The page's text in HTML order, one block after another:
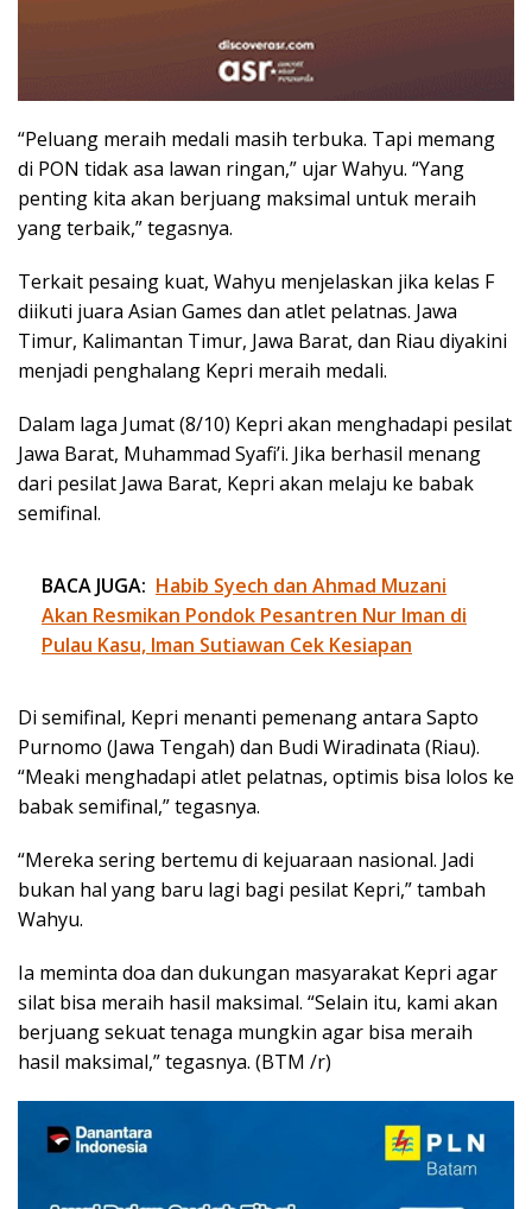
“Peluang meraih medali masih terbuka. Tapi memang
di PON tidak asa lawan ringan,” ujar Wahyu. “Yang
penting kita akan berjuang maksimal untuk meraih
yang terbaik,” tegasnya.
Terkait pesaing kuat, Wahyu menjelaskan jika kelas F
diikuti juara Asian Games dan atlet pelatnas. Jawa
Timur, Kalimantan Timur, Jawa Barat, dan Riau diyakini
menjadi penghalang Kepri meraih medali.
Dalam laga Jumat (8/10) Kepri akan menghadapi pesilat
Jawa Barat, Muhammad Syafi’i. Jika berhasil menang
dari pesilat Jawa Barat, Kepri akan melaju ke babak
semifinal.
BACA JUGA: Habib Syech dan Ahmad Muzani
Akan Resmikan Pondok Pesantren Nur Iman di
Pulau Kasu, Iman Sutiawan Cek Kesiapan
Di semifinal, Kepri menanti pemenang antara Sapto
Purnomo (Jawa Tengah) dan Budi Wiradinata (Riau).
“Meaki menghadapi atlet pelatnas, optimis bisa lolos ke
babak semifinal,” tegasnya.
“Mereka sering bertemu di kejuaraan nasional. Jadi
bukan hal yang baru lagi bagi pesilat Kepri,” tambah
Wahyu.
Ia meminta doa dan dukungan masyarakat Kepri agar
silat bisa meraih hasil maksimal. “Selain itu, kami akan
berjuang sekuat tenaga mungkin agar bisa meraih
hasil maksimal,” tegasnya. (BTM /r)